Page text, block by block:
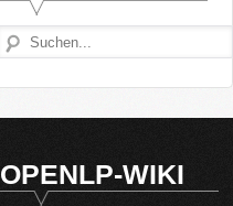
OPENLP-WIKI